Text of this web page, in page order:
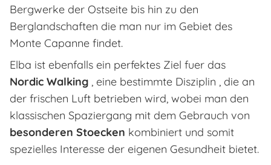
Bergwerke der Ostseite bis hin zu den
Berglandschaften die man nur im Gebiet des
Monte Capanne findet.
Elba ist ebenfalls ein perfektes Ziel fuer das
Nordic Walking , eine bestimmte Disziplin , die an
der frischen Luft betrieben wird, wobei man den
klassischen Spaziergang mit dem Gebrauch von
besonderen Stoecken kombiniert und somit
spezielles Interesse der eigenen Gesundheit bietet.